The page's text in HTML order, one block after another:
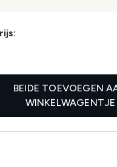
BEIDE TOEVOEGEN
WINKELWAGENTJE